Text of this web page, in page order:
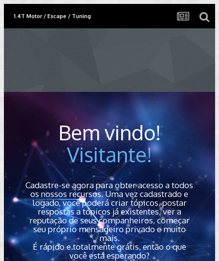
1.4T Motor / Escape / Tuning
Bem vindo!
Visitante!
Cadastre-se agora para obter acesso a todos
os nossos recursos. Uma vez cadastrado e
logado, você poderá criar tópicos, postar
respostas a tópicos já existentes, ver a
reputação de seus companheiros, começar
seu próprio mensageiro privado e muito
mais.
É rápido e totalmente grátis, então o que
você está esperando?